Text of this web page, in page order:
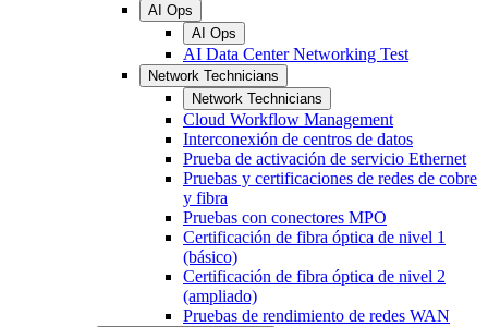
AI Ops
AI Ops
AI Data Center Networking Test
Network Technicians
Network Technicians
Cloud Workflow Management
Interconexión de centros de datos
Prueba de activación de servicio Ethernet
Pruebas y certificaciones de redes de cobre
y fibra
Pruebas con conectores MPO
Certificación de fibra óptica de nivel 1
(básico)
Certificación de fibra óptica de nivel 2
(ampliado)
Pruebas de rendimiento de redes WAN